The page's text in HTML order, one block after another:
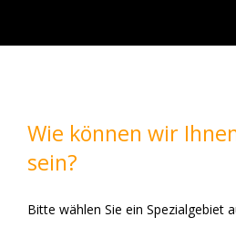
Wie können wir
sein?
Bitte wählen Sie ein Spezialgebiet